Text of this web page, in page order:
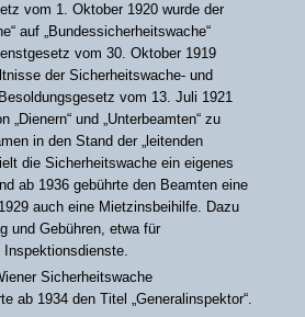
vom 1. Oktober 1920 wurde der
auf „Bundessicherheitswache“
vom 30. Oktober 1919
der Sicherheitswache- und
vom 13. Juli 1921
„Dienern“ und „Unterbeamten“ zu
in den Stand der „leitenden
die Sicherheitswache ein eigenes
ab 1936 gebührte den Beamten eine
auch eine Mietzinsbeihilfe. Dazu
und Gebühren, etwa für
Inspektionsdienste.
Sicherheitswache
ab 1934 den Titel „Generalinspektor“.